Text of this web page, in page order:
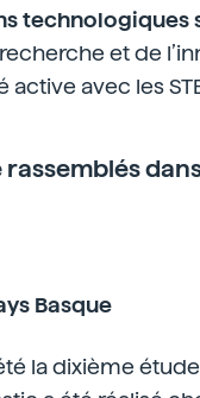
technologiques
et de
avec les
rassemblés
Basque
la dixième